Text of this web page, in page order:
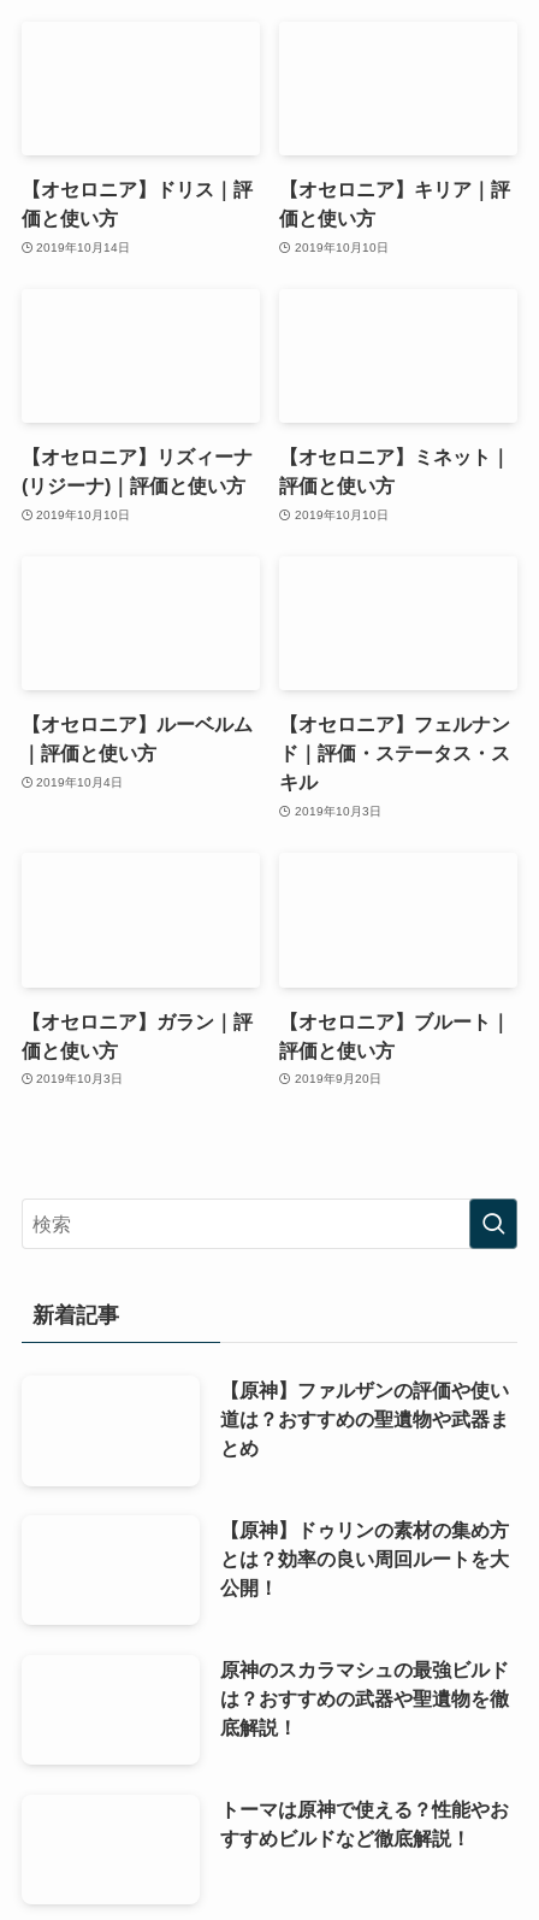
【オセロニア】ドリス｜評
価と使い方
2019年10月14日
【オセロニア】キリア｜評
価と使い方
2019年10月10日
【オセロニア】リズィーナ
(リジーナ)｜評価と使い方
2019年10月10日
【オセロニア】ミネット｜
評価と使い方
2019年10月10日
【オセロニア】ルーベルム
｜評価と使い方
2019年10月4日
【オセロニア】フェルナン
ド｜評価・ステータス・ス
キル
2019年10月3日
【オセロニア】ガラン｜評
価と使い方
2019年10月3日
【オセロニア】ブルート｜
評価と使い方
2019年9月20日
新着記事
【原神】ファルザンの評価や使い
道は？おすすめの聖遺物や武器ま
とめ
【原神】ドゥリンの素材の集め方
とは？効率の良い周回ルートを大
公開！
原神のスカラマシュの最強ビルド
は？おすすめの武器や聖遺物を徹
底解説！
トーマは原神で使える？性能やお
すすめビルドなど徹底解説！